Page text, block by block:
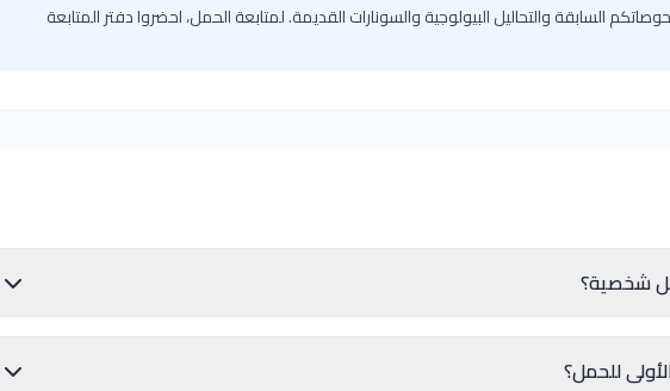
السابقة والتحاليل البيولوجية والسونارات القديمة. لمتابعة الحمل، احضروا دفتر المتابعة
شخصية؟
للحمل؟